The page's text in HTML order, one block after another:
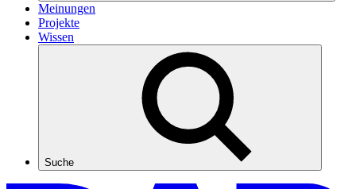
Meinungen
Projekte
Wissen
Suche